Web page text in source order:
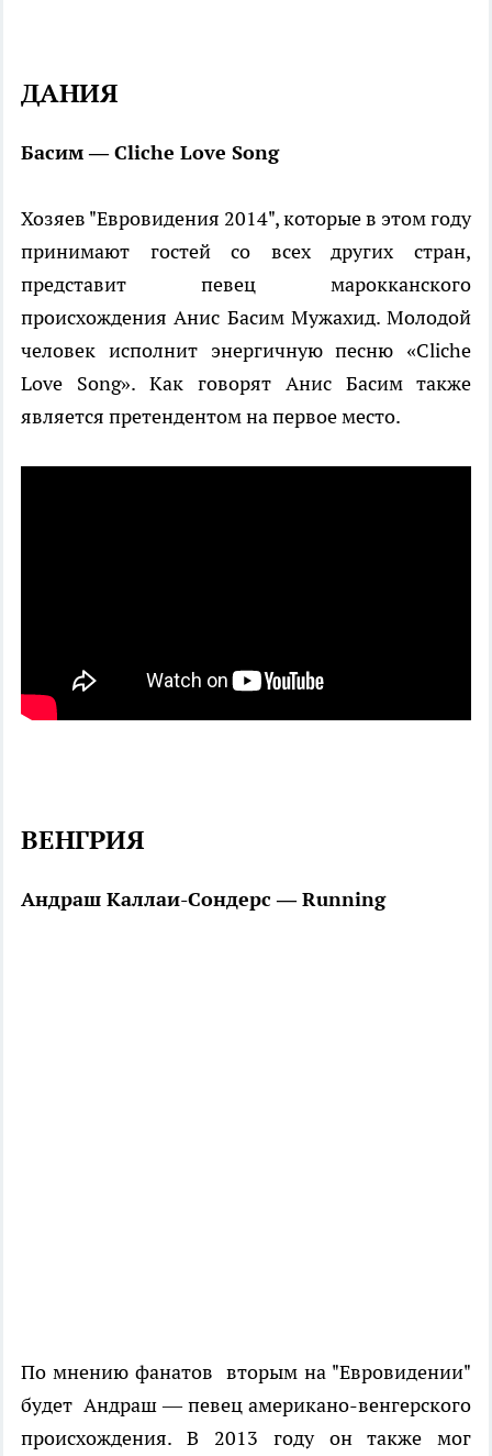
ДАНИЯ
Басим — Cliche Love Song
Хозяев "Евровидения 2014", которые в этом году
принимают гостей со всех других стран,
представит певец марокканского
происхождения Анис Басим Мужахид. Молодой
человек исполнит энергичную песню «Cliche
Love Song». Как говорят Анис Басим также
является претендентом на первое место.
ВЕНГРИЯ
Андраш Каллаи-Сондерс — Running
По мнению фанатов вторым на "Евровидении"
будет Андраш — певец американо-венгерского
происхождения. В 2013 году он также мог